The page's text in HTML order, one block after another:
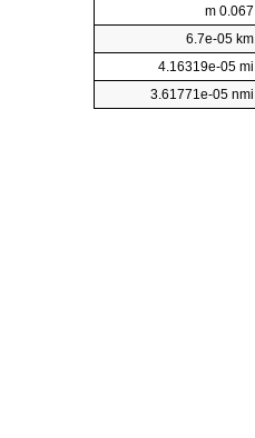
0.067 m
6.7e-05 km
4.16319e-05 mi
3.61771e-05 nmi